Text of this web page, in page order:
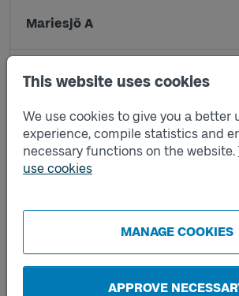
This website uses cookies
We use cookies to give you a better
experience, compile statistics and
necessary functions on the website.
use cookies
MANAGE COOKIES
APPROVE
Mariesjö A
Mariesjö B
Måsebovägen A
Måsebovägen B
Mickelstorp B